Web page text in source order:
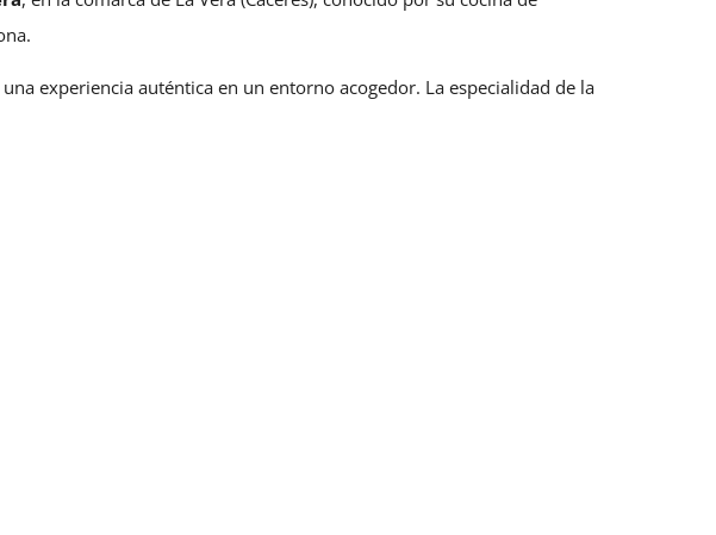
experiencia auténtica en un entorno acogedor. La especialidad de la